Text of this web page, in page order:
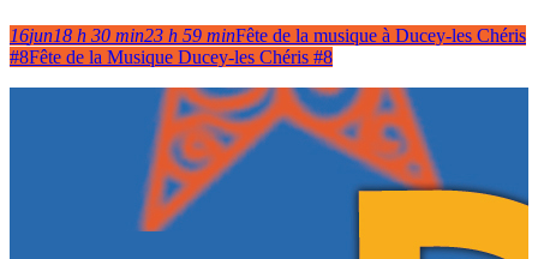
16jun18 h 30 min23 h 59 minFête de la musique à Ducey-les Chéris
#8Fête de la Musique Ducey-les Chéris #8